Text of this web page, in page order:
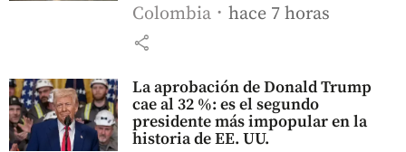
Colombia hace 7 horas
share
La aprobación de Donald Trump
cae al 32 %: es el segundo
presidente más impopular en la
historia de EE. UU.